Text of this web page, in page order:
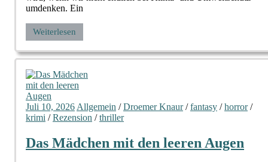
umdenken. Ein
Weiterlesen
Juli 10, 2026 Allgemein /Droemer Knaur/fantasy /horror/
krimi /Rezension /thriller
Das Mädchen mit den leeren Augen